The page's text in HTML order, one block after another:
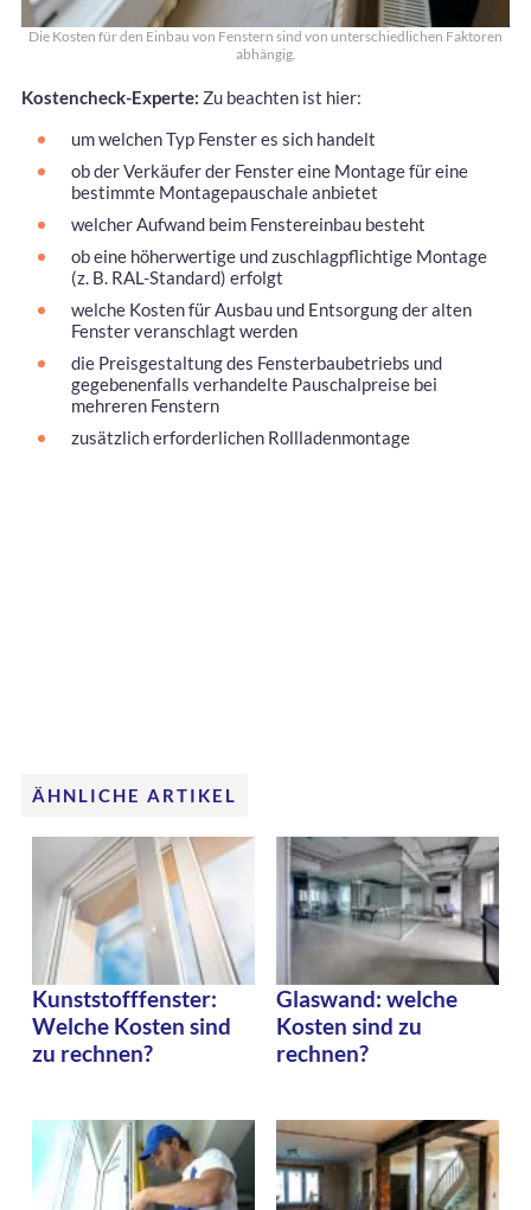
Die Kosten für den Einbau von Fenstern sind von unterschiedlichen Faktoren
abhängig.
Kostencheck-Experte: Zu beachten ist hier:
um welchen Typ Fenster es sich handelt
ob der Verkäufer der Fenster eine Montage für eine
bestimmte Montagepauschale anbietet
welcher Aufwand beim Fenstereinbau besteht
ob eine höherwertige und zuschlagpflichtige Montage
(z. B. RAL-Standard) erfolgt
welche Kosten für Ausbau und Entsorgung der alten
Fenster veranschlagt werden
die Preisgestaltung des Fensterbaubetriebs und
gegebenenfalls verhandelte Pauschalpreise bei
mehreren Fenstern
zusätzlich erforderlichen Rollladenmontage
ÄHNLICHE ARTIKEL
Kunststofffenster:
Welche Kosten sind
zu rechnen?
Glaswand: welche
Kosten sind zu
rechnen?